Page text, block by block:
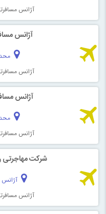
آژانس
آژانس
آژانس
آژانس
آژانس
شرکت مهاجرتی
آژانس
آژانس